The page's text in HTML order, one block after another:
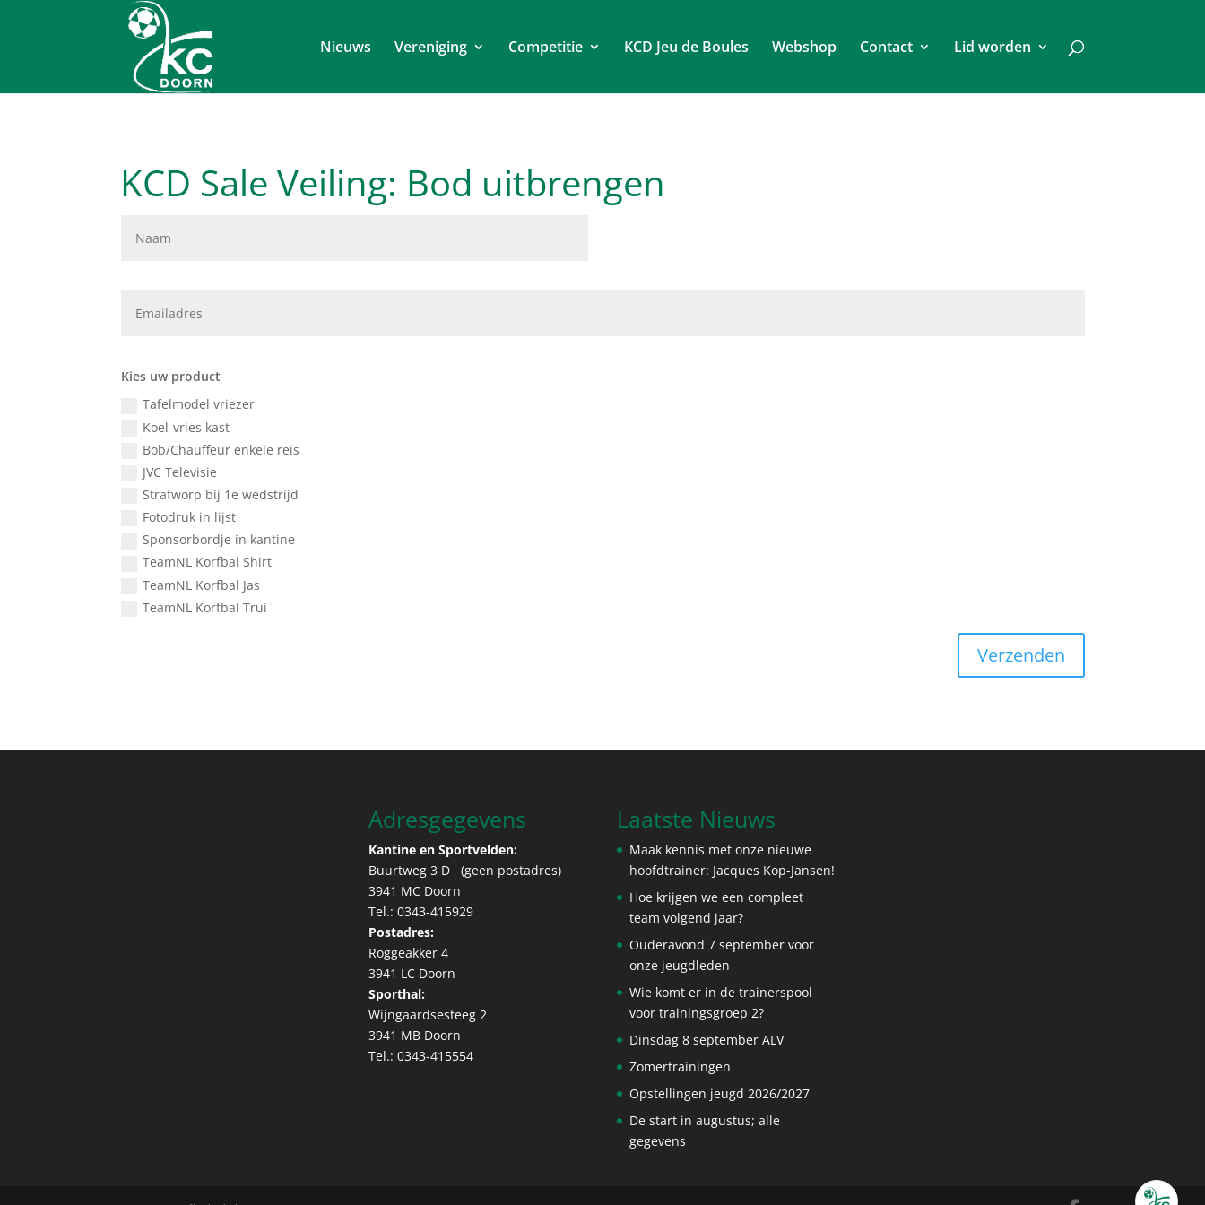
Nieuws Vereniging Competitie KCD Jeu de Boules Webshop Contact Lid worden
KCD Sale Veiling: Bod uitbrengen
Kies uw product
Tafelmodel vriezer
Koel-vries kast
Bob/Chauffeur enkele reis
JVC Televisie
Strafworp bij 1e wedstrijd
Fotodruk in lijst
Sponsorbordje in kantine
TeamNL Korfbal Shirt
TeamNL Korfbal Jas
TeamNL Korfbal Trui
Verzenden
Adresgegevens
Kantine en Sportvelden:
Buurtweg 3 D (geen postadres)
3941 MC Doorn
Tel.: 0343-415929
Postadres:
Roggeakker 4
3941 LC Doorn
Sporthal:
Wijngaardsesteeg 2
3941 MB Doorn
Tel.: 0343-415554
Laatste Nieuws
Maak kennis met onze nieuwe
hoofdtrainer: Jacques Kop-Jansen!
Hoe krijgen we een compleet
team volgend jaar?
Ouderavond 7 september voor
onze jeugdleden
Wie komt er in de trainerspool
voor trainingsgroep 2?
Dinsdag 8 september ALV
Zomertrainingen
Opstellingen jeugd 2026/2027
De start in augustus; alle
gegevens